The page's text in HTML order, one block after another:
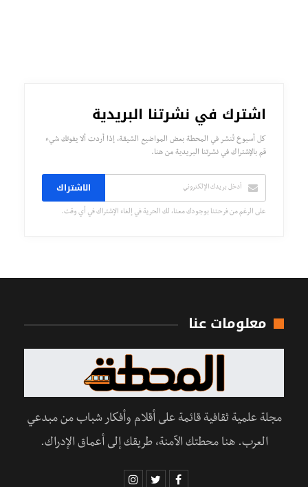
اشترك في نشرتنا البريدية
كل أسبوع تُنشر في المحطة بعض المواضيع الشيقة، إذا أردت ألا يفوتك شيء
قم بالإشتراك في نشرتنا البريدية من هنا.
الاشتراك
على الرغم من فرحتنا بوجودك معنا، لك الحرية في إلغاء الإشتراك في أي وقت.
معلومات عنا
مجلة علمية ثقافية قائمة على أقلام وأفكار شباب من مبدعي
العرب. هنا محطتك الآمنة، طريقك إلى أعماق الإدراك.